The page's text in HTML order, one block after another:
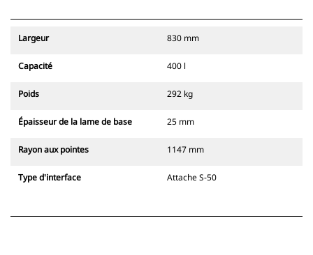
Largeur 830 mm
Capacité 400 l
Poids 292 kg
Épaisseur de la lame de base 25 mm
Rayon aux pointes 1147 mm
Type d'interface Attache S-50